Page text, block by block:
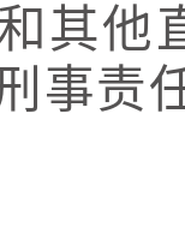
其他
事责